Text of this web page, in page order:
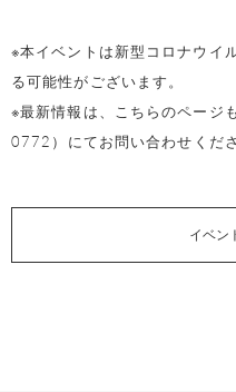
※本イベントは新型コロナウイ
る可能性がございます。
※最新情報は、こちらのペー
0772）にてお問い合わせくださ
イベン